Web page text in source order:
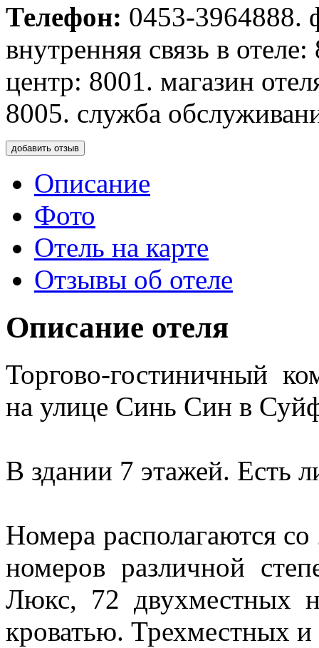
Телефон: 0453-3964888.
внутренняя связь в
центр: 8001. магазин
8005. служба
добавить отзыв
Описание
Фото
Отель на карте
Отзывы об отеле
Описание отеля
Торгово-гостиничный
на улице Синь Син в
В здании 7 этажей. Есть
Номера располагаются
номеров различной
Люкс, 72 двухместных
кроватью. Трехместных